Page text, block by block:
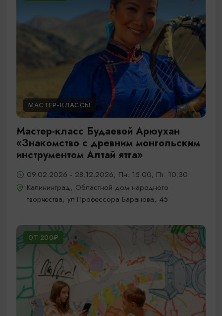
МАСТЕР-КЛАССЫ
Мастер-класс Будаевой Арюухан
«Знакомство с древним монгольским
инструментом Алтай ятга»
09.02.2026 - 28.12.2026, Пн. 15:00; Пт. 10:30
Калининград, Областной дом народного
творчества, ул.Профессора Баранова, 45
ОТ 200₽